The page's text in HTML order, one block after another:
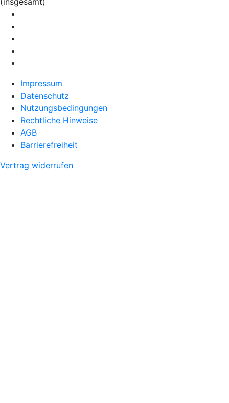
Impressum
Datenschutz
Nutzungsbedingungen
Rechtliche Hinweise
AGB
Barrierefreiheit
Vertrag widerrufen